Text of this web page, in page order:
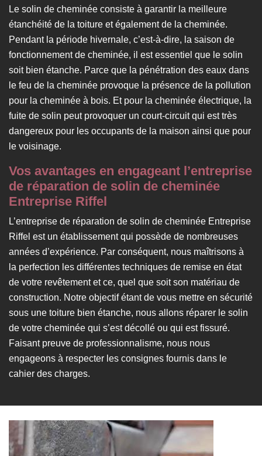
Le solin de cheminée consiste à garantir la meilleure
étanchéité de la toiture et également de la cheminée.
Pendant la période hivernale, c’est-à-dire, la saison de
fonctionnement de cheminée, il est essentiel que le solin
soit bien étanche. Parce que la pénétration des eaux dans
le feu de la cheminée provoque la présence de la pollution
pour la cheminée à bois. Et pour la cheminée électrique, la
fuite de solin peut provoquer un court-circuit qui est très
dangereux pour les occupants de la maison ainsi que pour
le voisinage.
Vos avantages en engageant l’entreprise
de réparation de solin de cheminée
Entreprise Riffel
L’entreprise de réparation de solin de cheminée Entreprise
Riffel est un établissement qui possède de nombreuses
années d’expérience. Par conséquent, nous maîtrisons à
la perfection les différentes techniques de remise en état
de votre revêtement et ce, quel que soit son matériau de
construction. Notre objectif étant de vous mettre en sécurité
sous une toiture bien étanche, nous allons réparer le solin
de votre cheminée qui s’est décollé ou qui est fissuré.
Faisant preuve de professionnalisme, nous nous
engageons à respecter les consignes fournis dans le
cahier des charges.